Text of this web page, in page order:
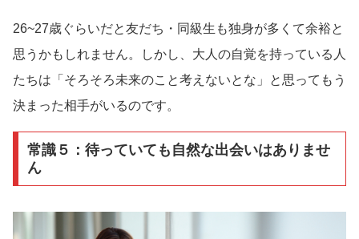
26~27歳ぐらいだと友だち・同級生も独身が多くて余裕と
思うかもしれません。しかし、大人の自覚を持っている人
たちは「そろそろ未来のこと考えないとな」と思ってもう
決まった相手がいるのです。
常識５：待っていても自然な出会いはありませ
ん